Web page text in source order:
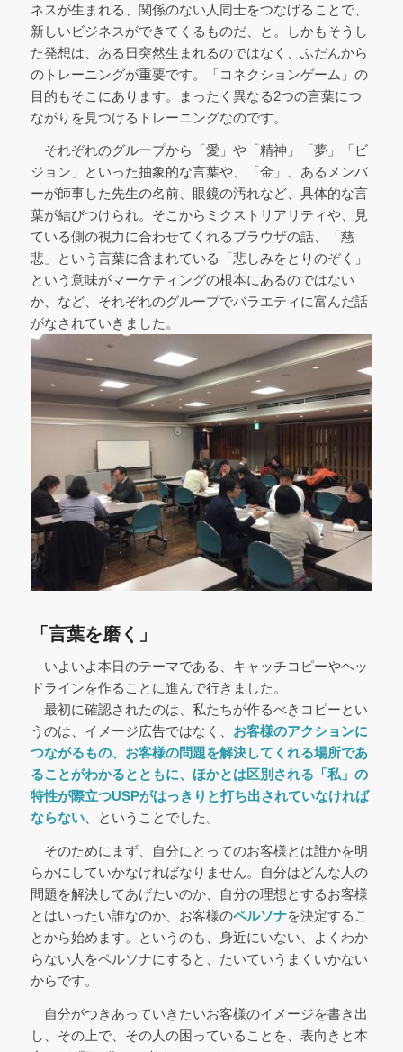
ネスが生まれる、関係のない人同士をつなげることで、
新しいビジネスができてくるものだ、と。しかもそうし
た発想は、ある日突然生まれるのではなく、ふだんから
のトレーニングが重要です。「コネクションゲーム」の
目的もそこにあります。まったく異なる2つの言葉につ
ながりを見つけるトレーニングなのです。
それぞれのグループから「愛」や「精神」「夢」「ビ
ジョン」といった抽象的な言葉や、「金」、あるメンバ
ーが師事した先生の名前、眼鏡の汚れなど、具体的な言
葉が結びつけられ。そこからミクストリアリティや、見
ている側の視力に合わせてくれるブラウザの話、「慈
悲」という言葉に含まれている「悲しみをとりのぞく」
という意味がマーケティングの根本にあるのではない
か、など、それぞれのグループでバラエティに富んだ話
がなされていきました。
「言葉を磨く」
いよいよ本日のテーマである、キャッチコピーやヘッ
ドラインを作ることに進んで行きました。
最初に確認されたのは、私たちが作るべきコピーとい
うのは、イメージ広告ではなく、 お客様のアクションに
つながるもの、お客様の問題を解決してくれる場所であ
ることがわかるとともに、ほかとは区別される「私」の
特性が際立つUSPがはっきりと打ち出されていなければ
ならない、ということでした。
そのためにまず、自分にとってのお客様とは誰かを明
らかにしていかなければなりません。自分はどんな人の
問題を解決してあげたいのか、自分の理想とするお客様
とはいったい誰なのか、お客様のペルソナを決定するこ
とから始めます。というのも、身近にいない、よくわか
らない人をペルソナにすると、たいていうまくいかない
からです。
自分がつきあっていきたいお客様のイメージを書き出
し、その上で、その人の困っていることを、表向きと本